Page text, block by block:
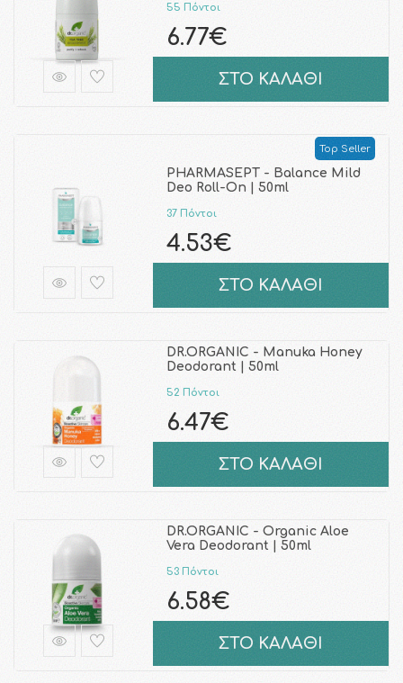
55 Πόντοι
6.77€
ΣΤΟ ΚΑΛΑΘΙ
Top Seller
PHARMASEPT - Balance Mild
Deo Roll-On | 50ml
37 Πόντοι
4.53€
ΣΤΟ ΚΑΛΑΘΙ
DR.ORGANIC - Manuka Honey
Deodorant | 50ml
52 Πόντοι
6.47€
ΣΤΟ ΚΑΛΑΘΙ
DR.ORGANIC - Organic Aloe
Vera Deodorant | 50ml
53 Πόντοι
6.58€
ΣΤΟ ΚΑΛΑΘΙ